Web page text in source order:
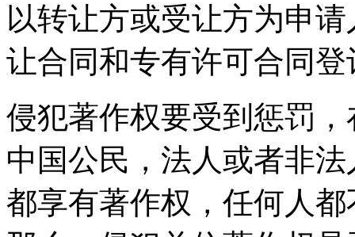
以转让方或受让方为申
让合同和专有许可合同
侵犯著作权要受到惩罚
中国公民，法人或者非
都享有著作权，任何人